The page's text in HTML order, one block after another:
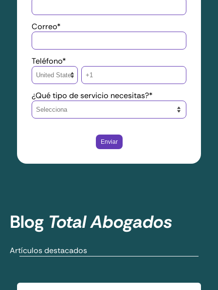
Correo*
Teléfono*
¿Qué tipo de servicio necesitas?*
Blog Total Abogados
Artículos destacados